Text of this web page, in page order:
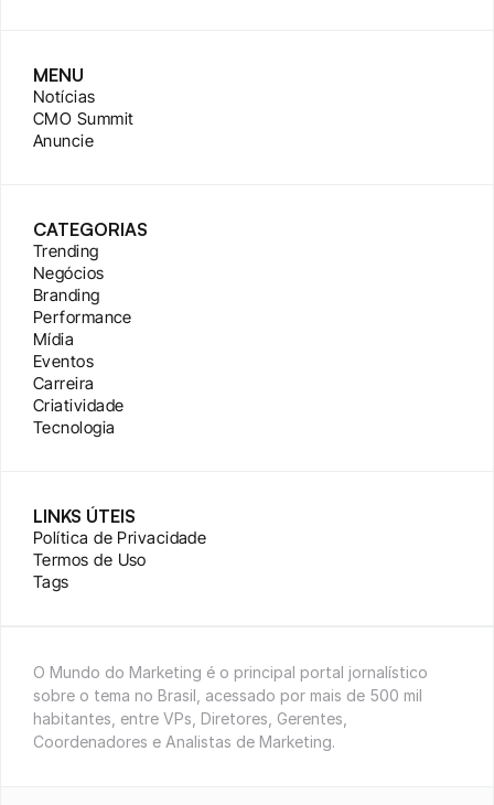
MENU
Notícias
CMO Summit
Anuncie
CATEGORIAS
Trending
Negócios
Branding
Performance
Mídia
Eventos
Carreira
Criatividade
Tecnologia
LINKS ÚTEIS
Política de Privacidade
Termos de Uso
Tags
O Mundo do Marketing é o principal portal jornalístico
sobre o tema no Brasil, acessado por mais de 500 mil
habitantes, entre VPs, Diretores, Gerentes,
Coordenadores e Analistas de Marketing.